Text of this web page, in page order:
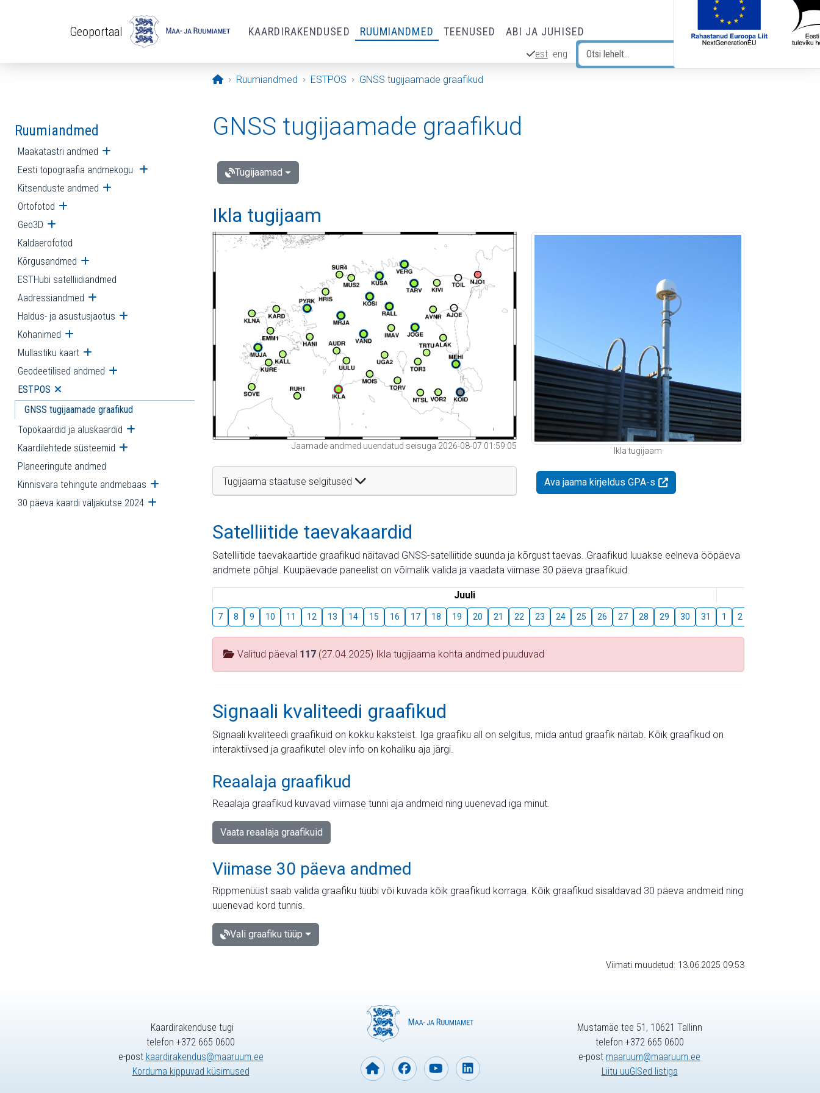
Geoportaal KAARDIRAKENDUSED RUUMIANDMED TEENUSED ABI JA JUHISED
est eng
Avaleht
Ruumiandmed ESTPOS GNSS tugijaamade graafikud
Ruumiandmed
Maakatastri andmed Ava alammenüü
Eesti topograafia andmekogu Ava alammenüü
Kitsenduste andmed Ava alammenüü
Ortofotod Ava alammenüü
Geo3D Ava alammenüü
Kaldaerofotod
Kõrgusandmed Ava alammenüü
ESTHubi satelliidiandmed
Aadressiandmed Ava alammenüü
Haldus- ja asustusjaotus Ava alammenüü
Kohanimed Ava alammenüü
Mullastiku kaart Ava alammenüü
Geodeetilised andmed Ava alammenüü
ESTPOS Ava alammenüü
GNSS tugijaamade graafikud
Topokaardid ja aluskaardid Ava alammenüü
Kaardilehtede süsteemid Ava alammenüü
Planeeringute andmed
Kinnisvara tehingute andmebaas Ava alammenüü
30 päeva kaardi väljakutse 2024 Ava alammenüü
GNSS tugijaamade graafikud
Tugijaamad
Ikla tugijaam
Jaamade andmed uuendatud seisuga 2026-08-07 01:59:05
Tugijaama staatuse selgitused
Ikla tugijaam
Ava jaama kirjeldus GPA-s
Satelliitide taevakaardid
Satelliitide taevakaartide graafikud näitavad GNSS-satelliitide suunda ja kõrgust taevas. Graafikud luuakse eelneva ööpäeva
andmete põhjal. Kuupäevade paneelist on võimalik valida ja vaadata viimase 30 päeva graafikuid.
Juuli
7 8 9 10 11 12 13 14 15 16 17 18 19 20 21 22 23 24 25 26 27 28 29 30 31 1 2
Valitud päeval 117 (27.04.2025) Ikla tugijaama kohta andmed puuduvad
Signaali kvaliteedi graafikud
Signaali kvaliteedi graafikuid on kokku kaksteist. Iga graafiku all on selgitus, mida antud graafik näitab. Kõik graafikud on
interaktiivsed ja graafikutel olev info on kohaliku aja järgi.
Reaalaja graafikud
Reaalaja graafikud kuvavad viimase tunni aja andmeid ning uuenevad iga minut.
Vaata reaalaja graafikuid
Viimase 30 päeva andmed
Rippmenüüst saab valida graafiku tüübi või kuvada kõik graafikud korraga. Kõik graafikud sisaldavad 30 päeva andmeid ning
uuenevad kord tunnis.
Vali graafiku tüüp
Viimati muudetud: 13.06.2025 09:53
Kaardirakenduse tugi
telefon +372 665 0600
e-post kaardirakendus@maaruum.ee
Korduma kippuvad küsimused
Mustamäe tee 51, 10621 Tallinn
telefon +372 665 0600
e-post maaruum@maaruum.ee
Liitu uuGISed listiga